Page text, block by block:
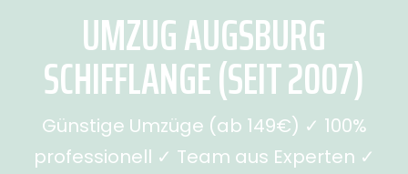
UMZUG AUGSBURG
SCHIFFLANGE (SEIT 2007)
Günstige Umzüge (ab 149€) ✓ 100%
professionell ✓ Team aus Experten ✓